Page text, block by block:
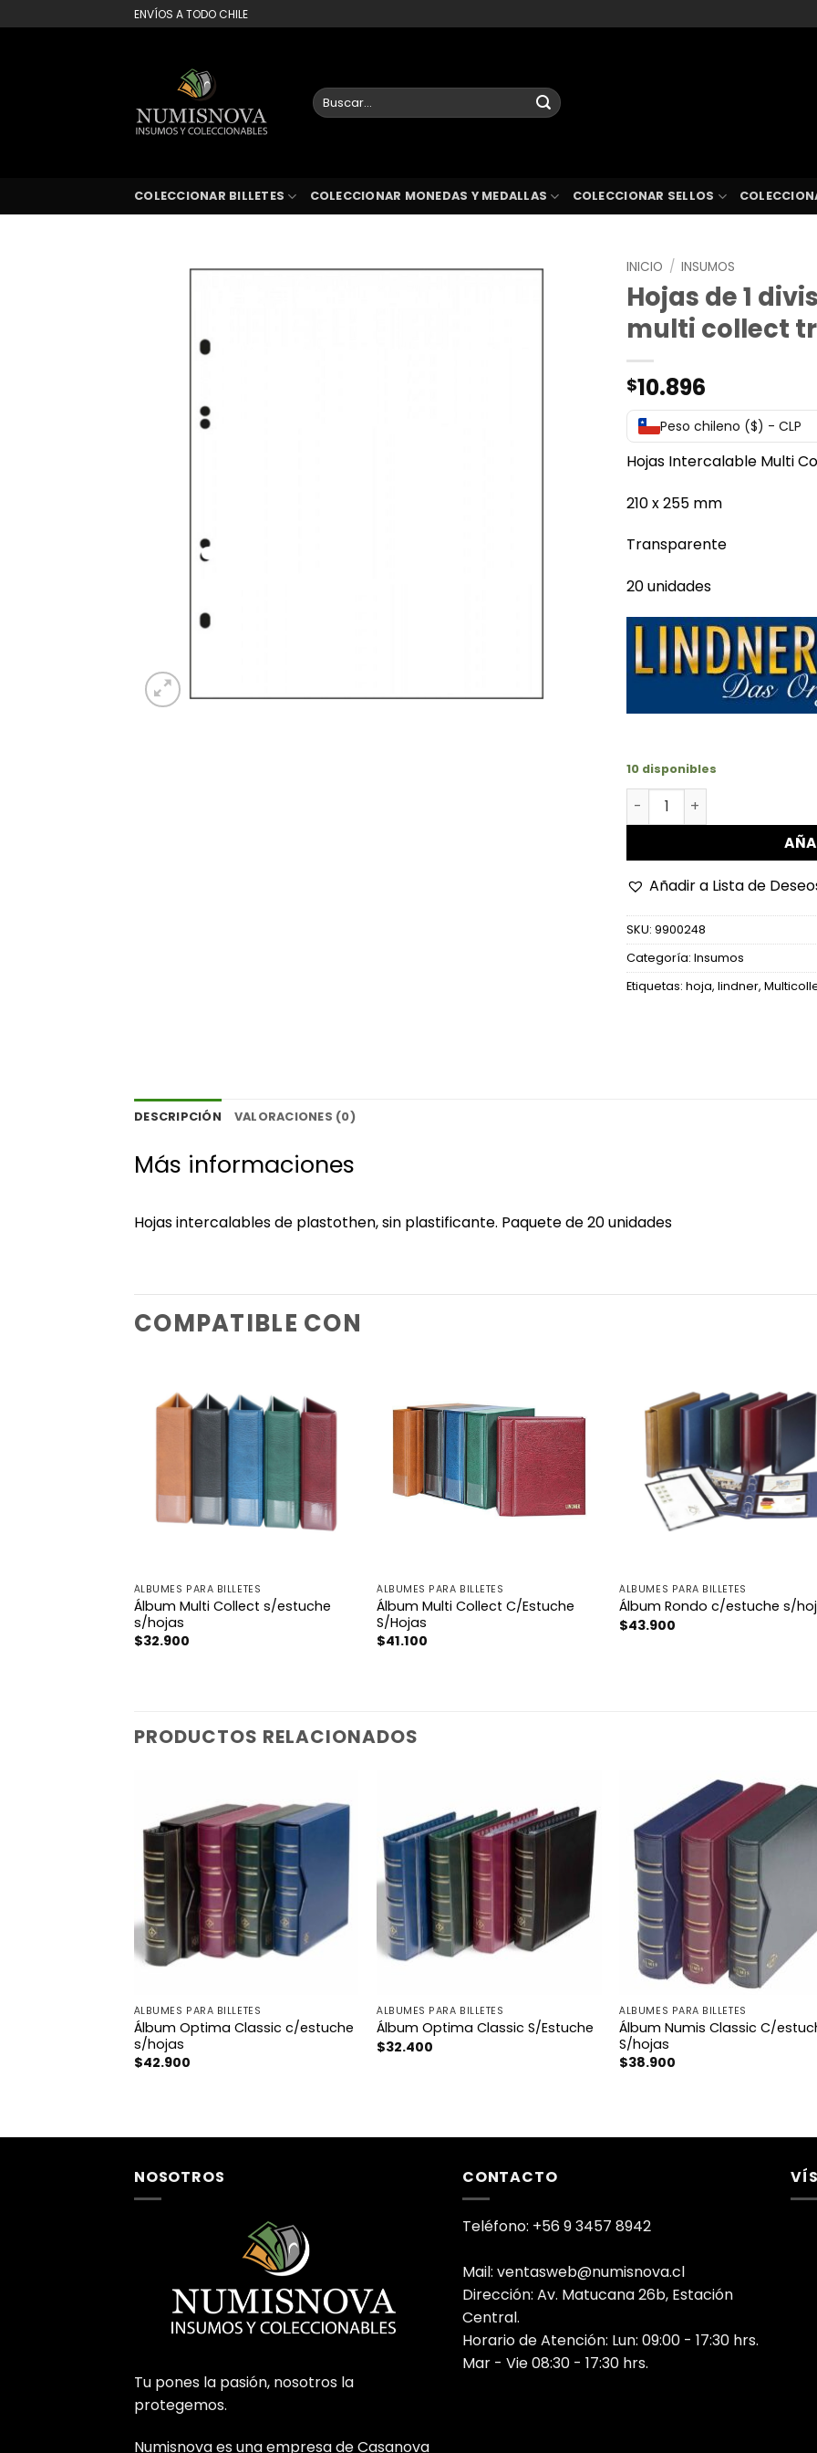
al
ENVÍOS A TODO CHILE
Buscar
por:
COLECCIONAR BILLETES COLECCIONAR MONEDAS Y MEDALLAS COLECCIONAR SELLOS
INICIO / INSUMOS
Hojas de 1
multi collect
$10.896
Peso chileno ($) - CLP
Hojas Intercalable Multi
210 x 255 mm
Transparente
20 unidades
10 disponibles
Hojas de 1 división
Añadir a Lista de
SKU: 9900248
Categoría: Insumos
Etiquetas: hoja, lindner,
DESCRIPCIÓN VALORACIONES (0)
Más informaciones
Hojas intercalables de plastothen, sin plastificante. Paquete de 20 unidades
COMPATIBLE CON
ÁLBUMES PARA BILLETES
Álbum Multi Collect s/estuche
s/hojas
$32.900
ÁLBUMES PARA BILLETES
Álbum Multi Collect C/Estuche
S/Hojas
$41.100
ÁLBUMES PARA BILLETES
Álbum Rondo c/estuche s/
$43.900
PRODUCTOS RELACIONADOS
ÁLBUMES PARA BILLETES
Álbum Optima Classic c/estuche
s/hojas
$42.900
ÁLBUMES PARA BILLETES
Álbum Optima Classic S/Estuche
$32.400
ÁLBUMES PARA BILLETES
Álbum Numis Classic C/
S/hojas
$38.900
NOSOTROS
Tu pones la pasión, nosotros la
protegemos.
Numisnova es una empresa de Casanova
CONTACTO
Teléfono: +56 9 3457 8942
Mail: ventasweb@numisnova.cl
Dirección: Av. Matucana 26b, Estación
Central.
Horario de Atención: Lun: 09:00 - 17:30 hrs.
Mar - Vie 08:30 - 17:30 hrs.